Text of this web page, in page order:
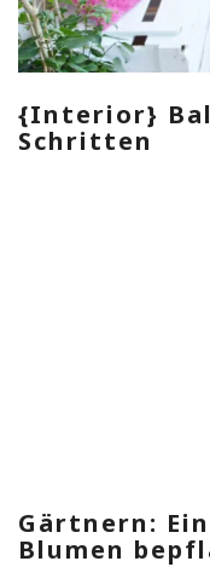
{Interior}
Schritten
Gärtnern:
Blumen